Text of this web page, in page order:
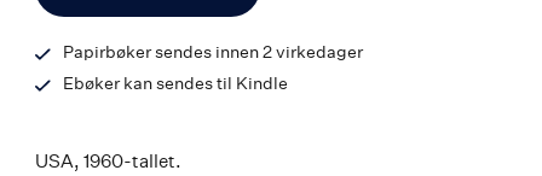
Papirbøker sendes innen 2 virkedager
Ebøker kan sendes til Kindle
USA, 1960-tallet.